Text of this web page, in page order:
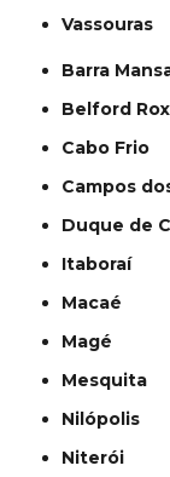
Vassouras
Barra
Belford
Cabo Frio
Campos
Duque de
Itaboraí
Macaé
Magé
Mesquita
Nilópolis
Niterói